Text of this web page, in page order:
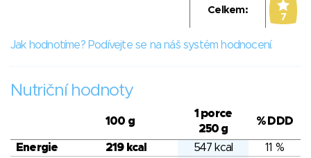
Celkem:
7
Jak hodnotíme? Podívejte se na náš systém hodnocení.
Nutriční hodnoty
100 g
1 porce
250 g
% DDD
Energie 219 kcal 547 kcal
11 %